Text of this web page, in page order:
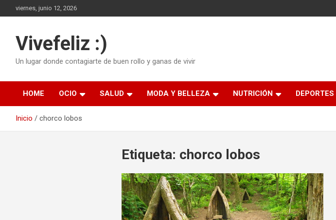
al
viernes, junio 12, 2026
Vivefeliz :)
Un lugar donde contagiarte de buen rollo y ganas de vivir
HOME OCIO SALUD MODA Y BELLEZA NUTRICIÓN DEPORTES
Inicio chorco lobos
Etiqueta: chorco lobos